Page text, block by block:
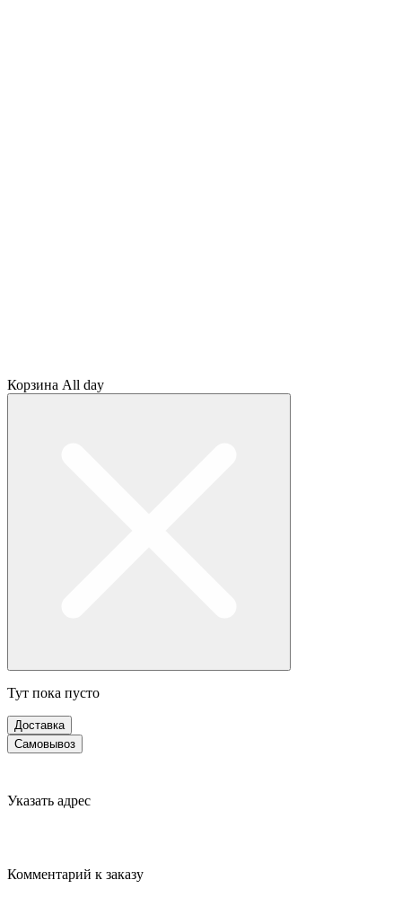
Корзина All day
Тут пока пусто
Доставка
Самовывоз
Указать адрес
Комментарий к заказу